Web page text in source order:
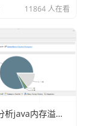
11864 人在看
使用MAT分析java内存溢出的原因